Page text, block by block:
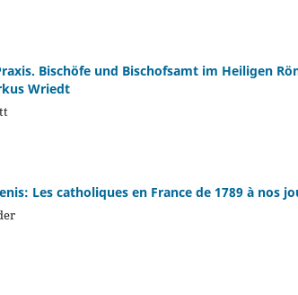
Bischöfe und Bischofsamt im Heiligen
Wriedt
Les catholiques en France de 1789 à nos